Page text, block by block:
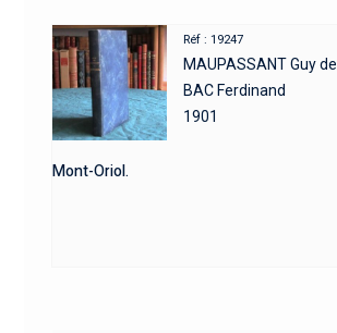
Réf : 19247
MAUPASSANT Guy de
BAC Ferdinand
1901
Mont-Oriol.